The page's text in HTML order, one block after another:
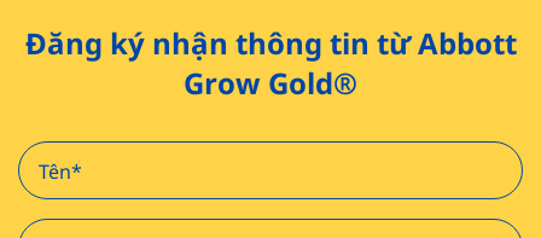
Đăng ký nhận thông tin từ Abbott
Grow Gold®